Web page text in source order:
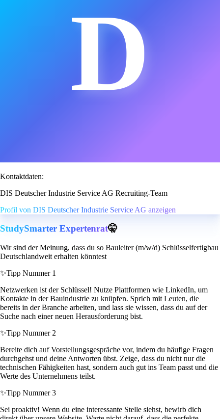
D
Kontaktdaten:
DIS Deutscher Industrie Service AG Recruiting-Team
Profil von DIS Deutscher Industrie Service AG anzeigen
StudySmarter Expertenrat🤫
Wir sind der Meinung, dass du so Bauleiter (m/w/d) Schlüsselfertigbau
Deutschlandweit erhalten könntest
✨Tipp Nummer 1
Netzwerken ist der Schlüssel! Nutze Plattformen wie LinkedIn, um
Kontakte in der Bauindustrie zu knüpfen. Sprich mit Leuten, die
bereits in der Branche arbeiten, und lass sie wissen, dass du auf der
Suche nach einer neuen Herausforderung bist.
✨Tipp Nummer 2
Bereite dich auf Vorstellungsgespräche vor, indem du häufige Fragen
durchgehst und deine Antworten übst. Zeige, dass du nicht nur die
technischen Fähigkeiten hast, sondern auch gut ins Team passt und die
Werte des Unternehmens teilst.
✨Tipp Nummer 3
Sei proaktiv! Wenn du eine interessante Stelle siehst, bewirb dich